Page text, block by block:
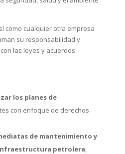
como cualquier otra empresa
su responsabilidad y
las leyes y acuerdos
los planes de
con enfoque de derechos
de mantenimiento y
petrolera;